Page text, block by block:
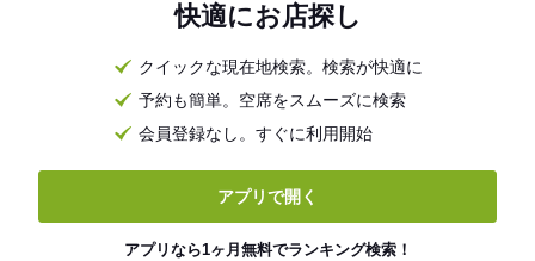
快適にお店探し
クイックな現在地検索。検索が快適に
予約も簡単。空席をスムーズに検索
会員登録なし。すぐに利用開始
アプリで開く
アプリなら1ヶ月無料でランキング検索！